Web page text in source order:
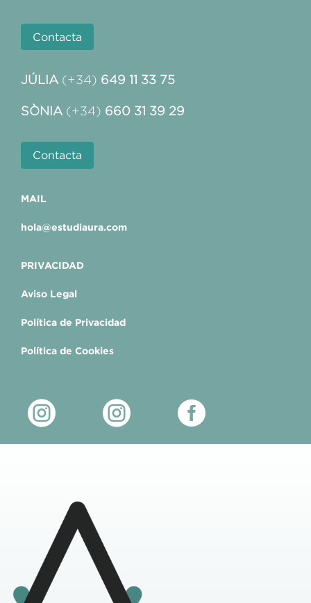
Contacta
JÚLIA (+34) 649 11 33 75
SÒNIA (+34) 660 31 39 29
Contacta
MAIL
hola@estudiaura.com
PRIVACIDAD
Aviso Legal
Política de Privacidad
Política de Cookies